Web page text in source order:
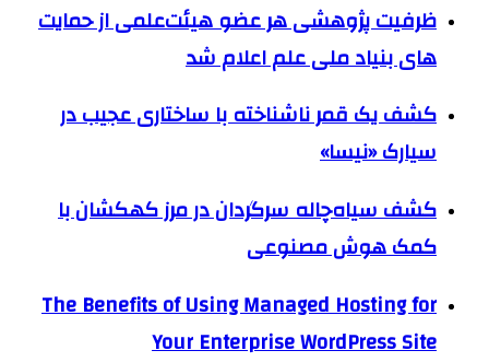
ظرفیت پژوهشی هر عضو هیئت‌علمی از حمایت
های بنیاد ملی علم اعلام شد
کشف یک قمر ناشناخته با ساختاری عجیب در
سیارک «نیسا»
کشف سیاه‌چاله سرگردان در مرز کهکشان با
کمک هوش مصنوعی
The Benefits of Using Managed Hosting for
Your Enterprise WordPress Site